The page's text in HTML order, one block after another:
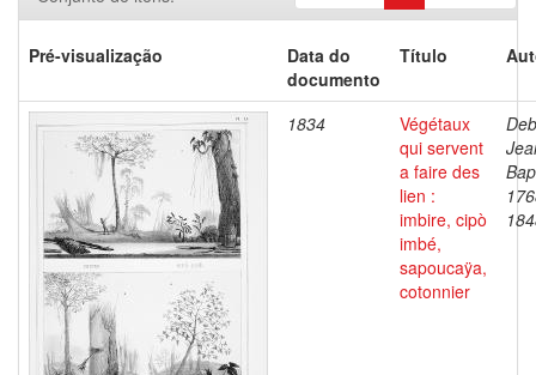
Pré-visualização
Data do
documento
Título
1834
Végétaux
qui servent
a faire des
lien :
imbire, cipò
imbé,
sapoucaÿa,
cotonnier